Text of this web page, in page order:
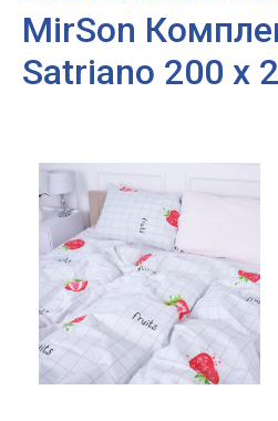
MirSon
Satriano 200 x